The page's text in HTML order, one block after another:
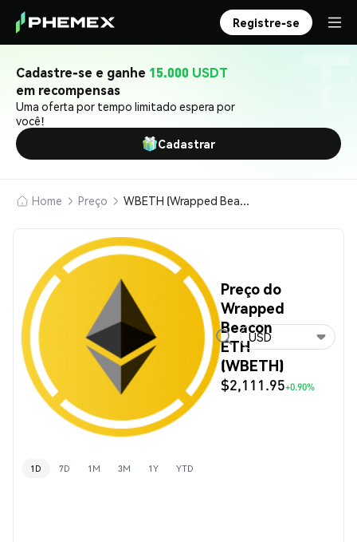
Registre-se
Cadastre-se e ganhe 15.000 USDT
em recompensas
Uma oferta por tempo limitado espera por
você!
Cadastrar
Home Preço WBETH (Wrapped Beacon ETH)
Preço do
Wrapped
Beacon
ETH
(WBETH)
$2,111.95+0.90%
USD
1D 7D 1M 3M 1Y YTD